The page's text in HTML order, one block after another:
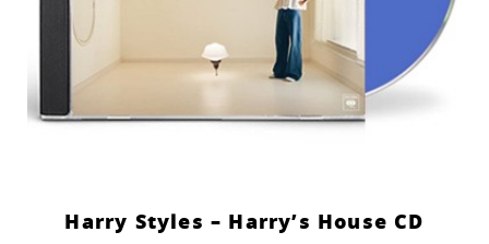
Harry Styles – Harry’s House CD